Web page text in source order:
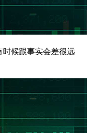
时候跟事实会差很远